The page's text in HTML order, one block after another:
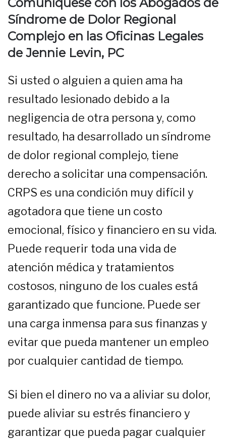
Síndrome de Dolor Regional
Complejo en las Oficinas Legales
de Jennie Levin, PC
Si usted o alguien a quien ama ha
resultado lesionado debido a la
negligencia de otra persona y, como
resultado, ha desarrollado un síndrome
de dolor regional complejo, tiene
derecho a solicitar una compensación.
CRPS es una condición muy difícil y
agotadora que tiene un costo
emocional, físico y financiero en su vida.
Puede requerir toda una vida de
atención médica y tratamientos
costosos, ninguno de los cuales está
garantizado que funcione. Puede ser
una carga inmensa para sus finanzas y
evitar que pueda mantener un empleo
por cualquier cantidad de tiempo.
Si bien el dinero no va a aliviar su dolor,
puede aliviar su estrés financiero y
garantizar que pueda pagar cualquier